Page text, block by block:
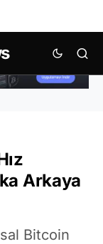
Arkaya
Bitcoin